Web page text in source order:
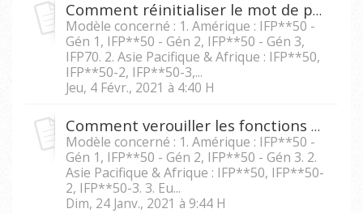
Comment réinitialiser le mot de passe de l'écran de verrouillage sur le IFP5550/IFP6550/IFP7550/IFP8650 ?
Modèle concerné : 1. Amérique : IFP**50 -
Gén 1, IFP**50 - Gén 2, IFP**50 - Gén 3,
IFP70. 2. Asie Pacifique & Afrique : IFP**50,
IFP**50-2, IFP**50-3,...
Jeu, 4 Févr., 2021 à 4:40 H
Comment verouiller les fonctions menu et entrée sur le IFP5550/IFP 6550/IFP7550/IFP8650?
Modèle concerné : 1. Amérique : IFP**50 -
Gén 1, IFP**50 - Gén 2, IFP**50 - Gén 3. 2.
Asie Pacifique & Afrique : IFP**50, IFP**50-
2, IFP**50-3. 3. Eu...
Dim, 24 Janv., 2021 à 9:44 H